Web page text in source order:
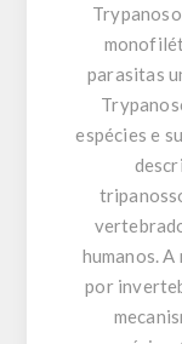
parasitas
espécies e
humanos.
por